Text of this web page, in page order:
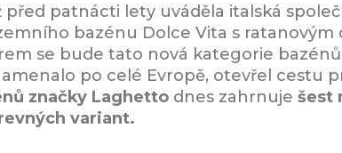
před patnácti lety uváděla italská
bazénu Dolce Vita s
se bude tato nová kategorie
po celé Evropě, otevřel cestu
značky Laghetto dnes zahrnuje šest
variant.